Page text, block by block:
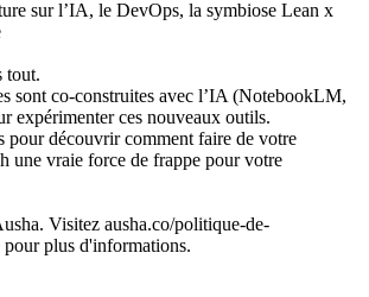
qui en ont assez du "buzzword bingo" et
?
de transformation Lean Tech/IT
de praticiens, DSI, managers, coachs
et retours d’expérience